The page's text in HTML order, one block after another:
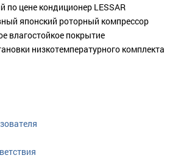
цене кондиционер LESSAR
японский роторный компрессор
влагостойкое покрытие
низкотемпературного комплекта